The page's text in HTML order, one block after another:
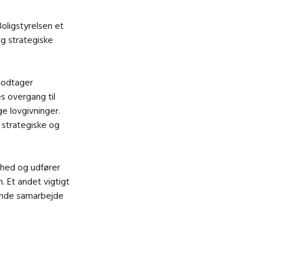
et
strategiske
overgang til
lovgivninger.
og
og udfører
Et andet vigtigt
samarbejde